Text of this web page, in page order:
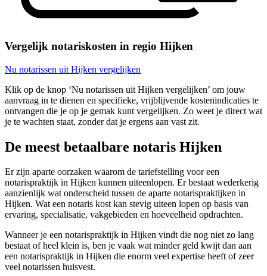
Vergelijk notariskosten in regio Hijken
Nu notarissen uit Hijken vergelijken
Klik op de knop ‘Nu notarissen uit Hijken vergelijken’ om jouw
aanvraag in te dienen en specifieke, vrijblijvende kostenindicaties te
ontvangen die je op je gemak kunt vergelijken. Zo weet je direct wat
je te wachten staat, zonder dat je ergens aan vast zit.
De meest betaalbare notaris Hijken
Er zijn aparte oorzaken waarom de tariefstelling voor een
notarispraktijk in Hijken kunnen uiteenlopen. Er bestaat wederkerig
aanzienlijk wat onderscheid tussen de aparte notarispraktijken in
Hijken. Wat een notaris kost kan stevig uiteen lopen op basis van
ervaring, specialisatie, vakgebieden en hoeveelheid opdrachten.
Wanneer je een notarispraktijk in Hijken vindt die nog niet zo lang
bestaat of heel klein is, ben je vaak wat minder geld kwijt dan aan
een notarispraktijk in Hijken die enorm veel expertise heeft of zeer
veel notarissen huisvest.